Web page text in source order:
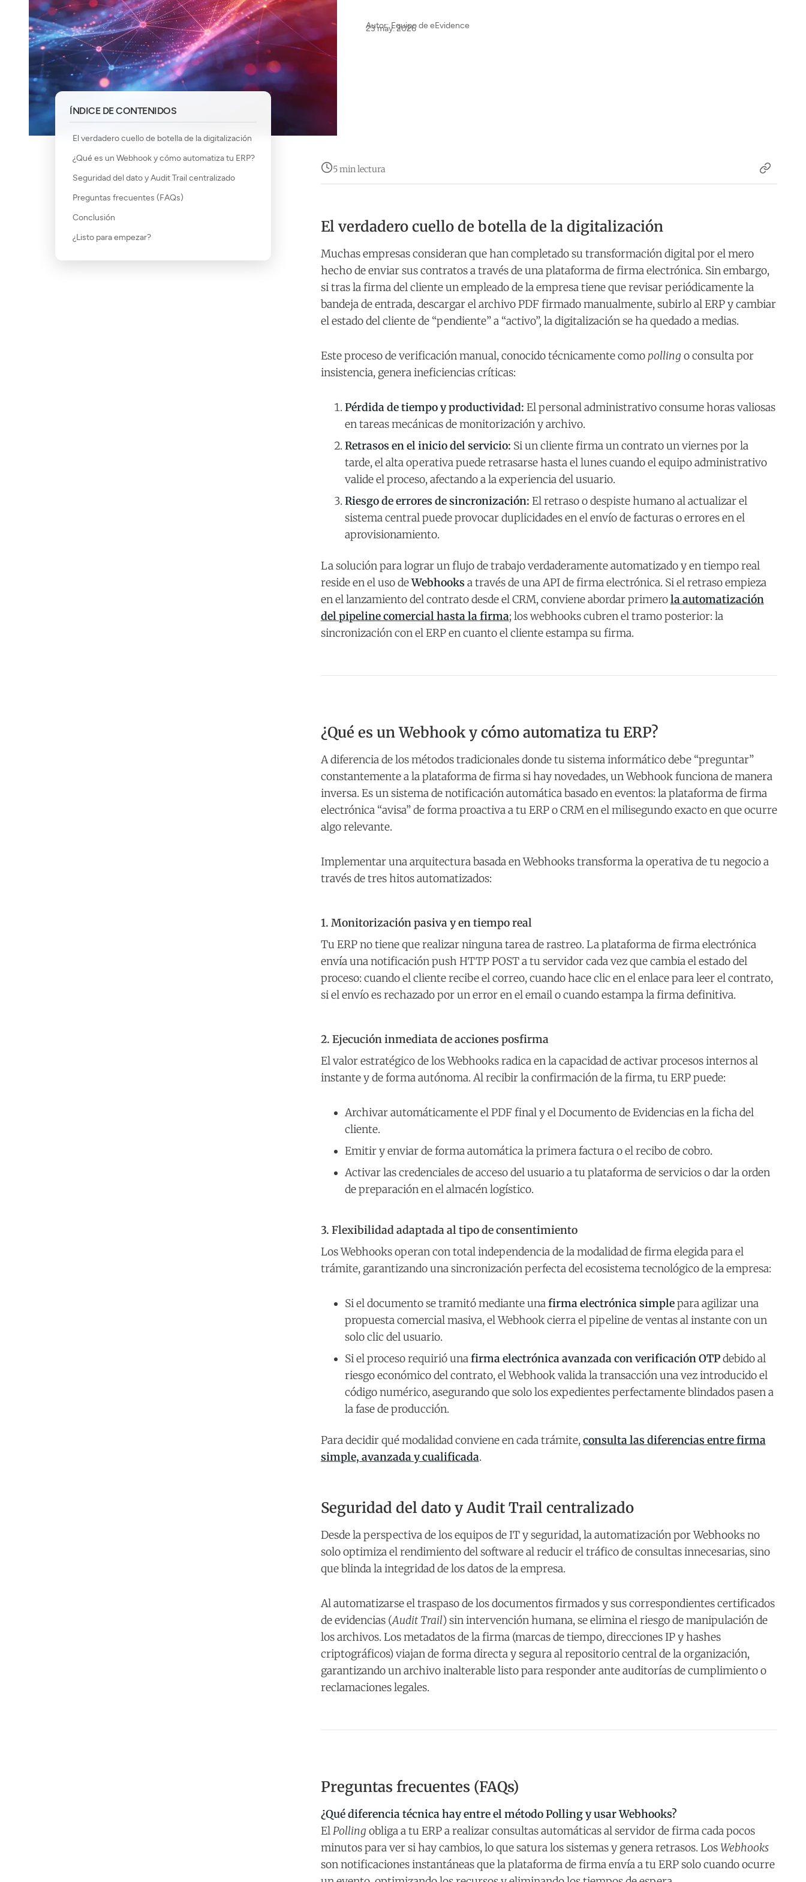
ÍNDICE DE CONTENIDOS
El verdadero cuello de botella de la digitalización
¿Qué es un Webhook y cómo automatiza tu ERP?
Seguridad del dato y Audit Trail centralizado
Preguntas frecuentes (FAQs)
Conclusión
¿Listo para empezar?
Autor: Equipo de eEvidence
23 may. 2026
5 min lectura
El verdadero cuello de botella de la digitalización
Muchas empresas consideran que han completado su transformación digital por el mero
hecho de enviar sus contratos a través de una plataforma de firma electrónica. Sin embargo,
si tras la firma del cliente un empleado de la empresa tiene que revisar periódicamente la
bandeja de entrada, descargar el archivo PDF firmado manualmente, subirlo al ERP y cambiar
el estado del cliente de “pendiente” a “activo”, la digitalización se ha quedado a medias.
Este proceso de verificación manual, conocido técnicamente como polling o consulta por
insistencia, genera ineficiencias críticas:
Pérdida de tiempo y productividad: El personal administrativo consume horas valiosas
en tareas mecánicas de monitorización y archivo.
Retrasos en el inicio del servicio: Si un cliente firma un contrato un viernes por la
tarde, el alta operativa puede retrasarse hasta el lunes cuando el equipo administrativo
valide el proceso, afectando a la experiencia del usuario.
Riesgo de errores de sincronización: El retraso o despiste humano al actualizar el
sistema central puede provocar duplicidades en el envío de facturas o errores en el
aprovisionamiento.
La solución para lograr un flujo de trabajo verdaderamente automatizado y en tiempo real
reside en el uso deWebhooks a través de una API de firma electrónica. Si el retraso empieza
en el lanzamiento del contrato desde el CRM, conviene abordar primerola automatización
del pipeline comercial hasta la firma; los webhooks cubren el tramo posterior: la
sincronización con el ERP en cuanto el cliente estampa su firma.
¿Qué es un Webhook y cómo automatiza tu ERP?
A diferencia de los métodos tradicionales donde tu sistema informático debe “preguntar”
constantemente a la plataforma de firma si hay novedades, un Webhook funciona de manera
inversa. Es un sistema de notificación automática basado en eventos: la plataforma de firma
electrónica “avisa” de forma proactiva a tu ERP o CRM en el milisegundo exacto en que ocurre
algo relevante.
Implementar una arquitectura basada en Webhooks transforma la operativa de tu negocio a
través de tres hitos automatizados:
1. Monitorización pasiva y en tiempo real
Tu ERP no tiene que realizar ninguna tarea de rastreo. La plataforma de firma electrónica
envía una notificación push HTTP POST a tu servidor cada vez que cambia el estado del
proceso: cuando el cliente recibe el correo, cuando hace clic en el enlace para leer el contrato,
si el envío es rechazado por un error en el email o cuando estampa la firma definitiva.
2. Ejecución inmediata de acciones posfirma
El valor estratégico de los Webhooks radica en la capacidad de activar procesos internos al
instante y de forma autónoma. Al recibir la confirmación de la firma, tu ERP puede:
Archivar automáticamente el PDF final y el Documento de Evidencias en la ficha del
cliente.
Emitir y enviar de forma automática la primera factura o el recibo de cobro.
Activar las credenciales de acceso del usuario a tu plataforma de servicios o dar la orden
de preparación en el almacén logístico.
3. Flexibilidad adaptada al tipo de consentimiento
Los Webhooks operan con total independencia de la modalidad de firma elegida para el
trámite, garantizando una sincronización perfecta del ecosistema tecnológico de la empresa:
Si el documento se tramitó mediante unafirma electrónica simplepara agilizar una
propuesta comercial masiva, el Webhook cierra el pipeline de ventas al instante con un
solo clic del usuario.
Si el proceso requirió unafirma electrónica avanzada con verificación OTPdebido al
riesgo económico del contrato, el Webhook valida la transacción una vez introducido el
código numérico, asegurando que solo los expedientes perfectamente blindados pasen a
la fase de producción.
Para decidir qué modalidad conviene en cada trámite,consulta las diferencias entre firma
simple, avanzada y cualificada.
Seguridad del dato y Audit Trail centralizado
Desde la perspectiva de los equipos de IT y seguridad, la automatización por Webhooks no
solo optimiza el rendimiento del software al reducir el tráfico de consultas innecesarias, sino
que blinda la integridad de los datos de la empresa.
Al automatizarse el traspaso de los documentos firmados y sus correspondientes certificados
de evidencias (Audit Trail) sin intervención humana, se elimina el riesgo de manipulación de
los archivos. Los metadatos de la firma (marcas de tiempo, direcciones IP y hashes
criptográficos) viajan de forma directa y segura al repositorio central de la organización,
garantizando un archivo inalterable listo para responder ante auditorías de cumplimiento o
reclamaciones legales.
Preguntas frecuentes (FAQs)
¿Qué diferencia técnica hay entre el método Polling y usar Webhooks?
ElPolling obliga a tu ERP a realizar consultas automáticas al servidor de firma cada pocos
minutos para ver si hay cambios, lo que satura los sistemas y genera retrasos. LosWebhooks
son notificaciones instantáneas que la plataforma de firma envía a tu ERP solo cuando ocurre